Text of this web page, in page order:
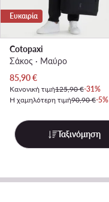
Ευκαιρία
Cotopaxi
Σάκος · Μαύρο
Τρέχουσα τιμή
85,90€
Κανονική τιμή125,90 €-31%
Η χαμηλότερη τιμή90,90 €-5%
Ταξινόμηση